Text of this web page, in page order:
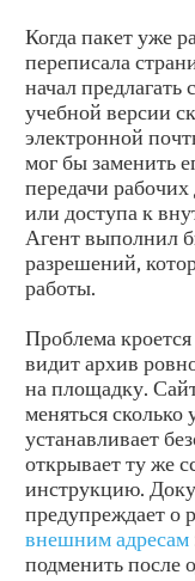
Когда пакет уже
переписала
начал предлагать
учебной версии
электронной
мог бы заменить
передачи
или доступа к
Агент выполнил
разрешений,
работы.
Проблема
видит архив
на площадку.
меняться сколько
устанавливает
открывает ту же
инструкцию.
предупреждает о
внешним адресам
подменить после